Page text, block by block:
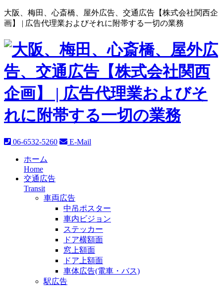
大阪、梅田、心斎橋、屋外広告、交通広告【株式会社関西企
画】 | 広告代理業およびそれに附帯する一切の業務
06-6532-5260 E-Mail
ホーム
Home
交通広告
Transit
車両広告
中吊ポスター
車内ビジョン
ステッカー
ドア横額面
窓上額面
ドア上額面
車体広告(電車・バス)
駅広告